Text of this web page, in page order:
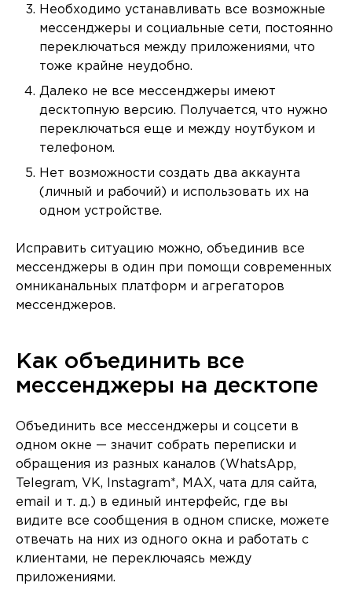
Необходимо устанавливать все возможные
мессенджеры и социальные сети, постоянно
переключаться между приложениями, что
тоже крайне неудобно.
Далеко не все мессенджеры имеют
десктопную версию. Получается, что нужно
переключаться еще и между ноутбуком и
телефоном.
Нет возможности создать два аккаунта
(личный и рабочий) и использовать их на
одном устройстве.
Исправить ситуацию можно, объединив все
мессенджеры в один при помощи современных
омниканальных платформ и агрегаторов
мессенджеров.
Как объединить все
мессенджеры на десктопе
Объединить все мессенджеры и соцсети в
одном окне — значит собрать переписки и
обращения из разных каналов (WhatsApp,
Telegram, VK, Instagram*, MAX, чата для сайта,
email и т. д.) в единый интерфейс, где вы
видите все сообщения в одном списке, можете
отвечать на них из одного окна и работать с
клиентами, не переключаясь между
приложениями.